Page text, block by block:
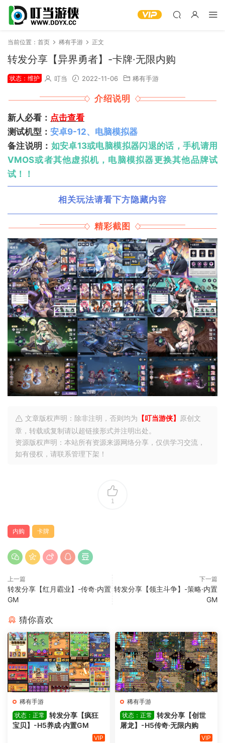
当前位置： 首页 稀有手游 正文
转发分享【异界勇者】-卡牌·无限内购
状态：维护 叮当 2022-11-06 稀有手游
介绍说明
新人必看： 点击查看
测试机型： 安卓9-12、电脑模拟器
备注说明： 如安卓13或电脑模拟器闪退的话，手机请用
VMOS或者其他虚拟机，电脑模拟器更换其他品牌试
试！！
相关玩法请看下方隐藏内容
精彩截图
文章版权声明：除非注明，否则均为 【叮当游侠】
原创文
章，转载或复制请以超链接形式并注明出处。
资源版权声明：本站所有资源来源网络分享，仅供学习交流，
如有侵权，请联系管理下架！
1
内购 卡牌
上一篇
转发分享【红月霸业】-传奇·内置
GM
下一篇
转发分享【领主斗争】-策略·内置
GM
猜你喜欢
稀有手游
状态：正常
转发分享【疯狂
宝贝】-H5养成·内置GM
VIP
稀有手游
状态：正常
转发分享【创世
屠龙】-H5传奇·无限内购
VIP